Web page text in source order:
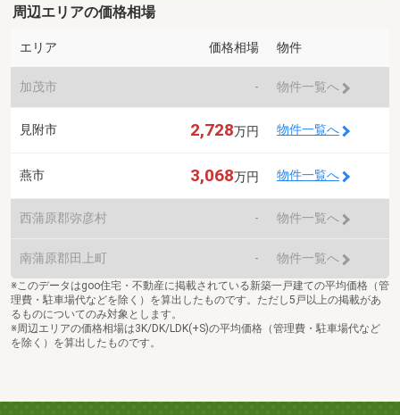
周辺エリアの価格相場
エリア 価格相場 物件
加茂市 - 物件一覧へ
見附市 2,728万円 物件一覧へ
燕市 3,068万円 物件一覧へ
西蒲原郡弥彦村 - 物件一覧へ
南蒲原郡田上町 - 物件一覧へ
※このデータはgoo住宅・不動産に掲載されている新築一戸建ての平均価格（管
理費・駐車場代などを除く）を算出したものです。ただし5戸以上の掲載があ
るものについてのみ対象とします。
※周辺エリアの価格相場は3K/DK/LDK(+S)の平均価格（管理費・駐車場代など
を除く）を算出したものです。